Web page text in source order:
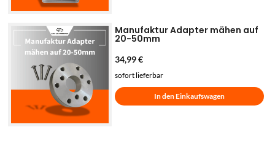
Manufaktur Adapter mähen auf
20-50mm
34,99€
sofort lieferbar
In den Einkaufswagen